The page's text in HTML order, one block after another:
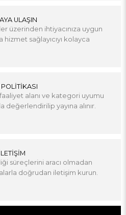
ULAŞIN
üzerinden ihtiyacınıza uygun
sağlayıcıyı kolayca
alanı ve kategori uyumu
değerlendirilip yayına alınır.
süreçlerini aracı olmadan
doğrudan iletişim kurun.